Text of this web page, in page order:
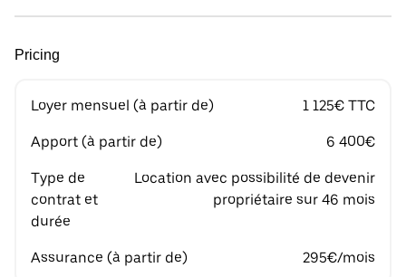
Pricing
Loyer mensuel (à partir de) 1 125€ TTC
Apport (à partir de) 6 400€
Type de
contrat et
durée
Location avec possibilité de devenir
propriétaire sur 46 mois
Assurance (à partir de) 295€/mois